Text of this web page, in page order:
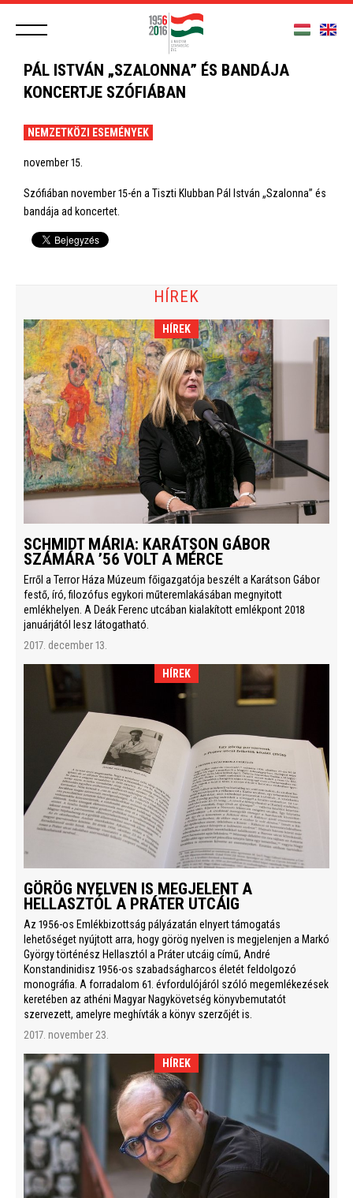
PÁL ISTVÁN „SZALONNA” ÉS BANDÁJA
KONCERTJE SZÓFIÁBAN
NEMZETKÖZI ESEMÉNYEK
november 15.
Szófiában november 15-én a Tiszti Klubban Pál István „Szalonna” és
bandája ad koncertet.
HÍREK
HÍREK
SCHMIDT MÁRIA: KARÁTSON GÁBOR
SZÁMÁRA ’56 VOLT A MÉRCE
Erről a Terror Háza Múzeum főigazgatója beszélt a Karátson Gábor
festő, író, filozófus egykori műteremlakásában megnyitott
emlékhelyen. A Deák Ferenc utcában kialakított emlékpont 2018
januárjától lesz látogatható.
2017. december 13.
HÍREK
GÖRÖG NYELVEN IS MEGJELENT A
HELLASZTÓL A PRÁTER UTCÁIG
Az 1956-os Emlékbizottság pályázatán elnyert támogatás
lehetőséget nyújtott arra, hogy görög nyelven is megjelenjen a Markó
György történész Hellasztól a Práter utcáig című, André
Konstandinidisz 1956-os szabadságharcos életét feldolgozó
monográfia. A forradalom 61. évfordulójáról szóló megemlékezések
keretében az athéni Magyar Nagykövetség könyvbemutatót
szervezett, amelyre meghívták a könyv szerzőjét is.
2017. november 23.
HÍREK